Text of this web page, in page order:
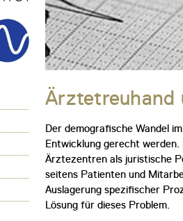
Ärztetreuhand
Der demografische Wandel
Entwicklung gerecht
Ärztezentren als juristische
seitens Patienten und
Auslagerung spezifischer
Lösung für dieses Problem.